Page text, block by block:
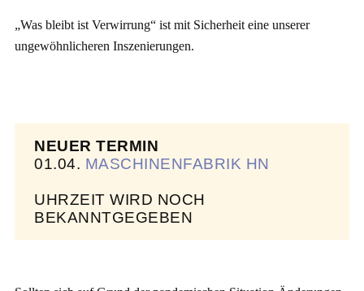
„Was bleibt ist Verwirrung“ ist mit Sicherheit eine unserer
ungewöhnlicheren Inszenierungen.
NEUER TERMIN
01.04. MASCHINENFABRIK HN
UHRZEIT WIRD NOCH
BEKANNTGEGEBEN